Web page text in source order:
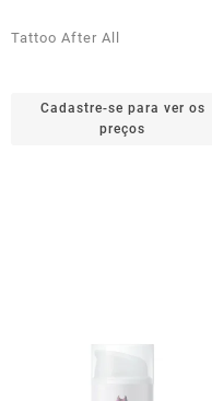
Tattoo After All
Cadastre-se para ver os
preços